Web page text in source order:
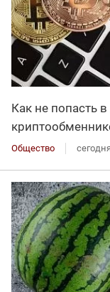
Как не попасть
Общество